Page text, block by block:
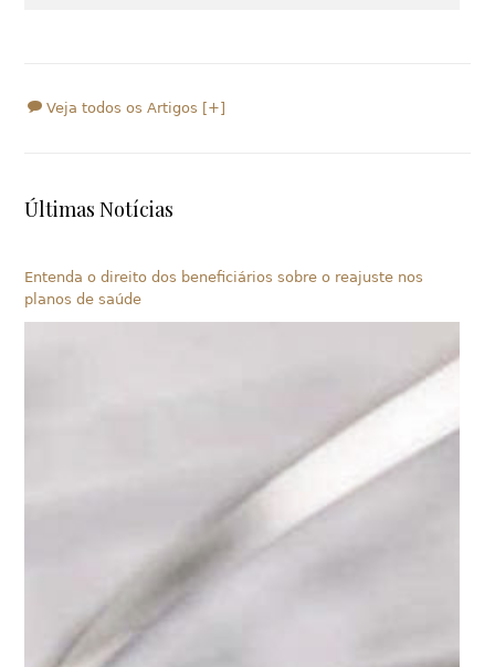
Veja todos os Artigos [+]
Últimas Notícias
Entenda o direito dos beneficiários sobre o reajuste nos
planos de saúde